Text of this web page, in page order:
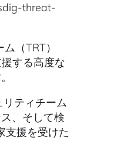
threat-
（TRT）
する高度な
ティチーム
、そして検
支援を受けた